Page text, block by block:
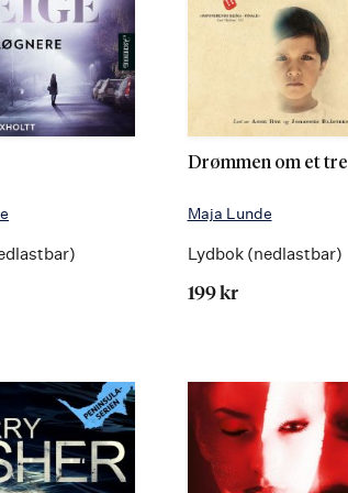
Drømmen om et tre
Maja Lunde
Lydbok (nedlastbar)
199 kr